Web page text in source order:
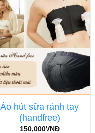
Áo hút sữa rảnh tay
(handfree)
150,000VNĐ